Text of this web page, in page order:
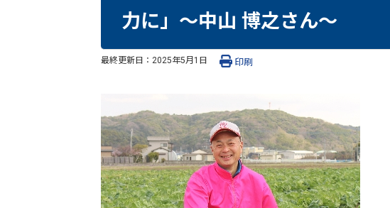
力に」～中山 博之さん～
最終更新日： 2025年5月1日 印刷